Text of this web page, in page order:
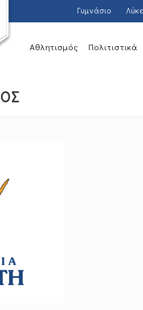
Γυμνάσιο
Αθλητισμός Πολιτιστικά